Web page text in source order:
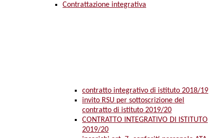
Contrattazione integrativa
contratto integrativo di istituto 2018/19
invito RSU per sottoscrizione del
contratto di istituto 2019/20
CONTRATTO INTEGRATIVO DI ISTITUTO
2019/20